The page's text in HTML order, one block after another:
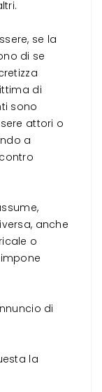
se la
di se
di
sono
attori o
a
anche
o
di
la